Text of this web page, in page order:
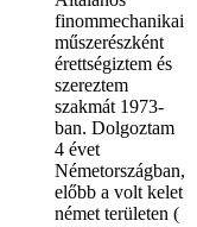
finommechanikai
műszerészként
érettségiztem és
szereztem
szakmát 1973-
ban. Dolgoztam
4 évet
Németországban,
előbb a volt kelet
német területen (